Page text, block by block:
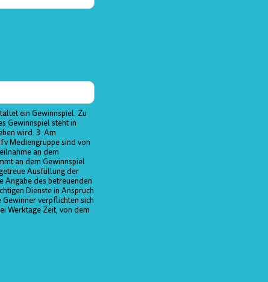
ein Gewinnspiel. Zu
Gewinnspiel steht in
wird. 3. Am
Mediengruppe sind von
an dem
an dem Gewinnspiel
Ausfüllung der
Angabe des betreuenden
Dienste in Anspruch
verpflichten sich
Werktage Zeit, von dem